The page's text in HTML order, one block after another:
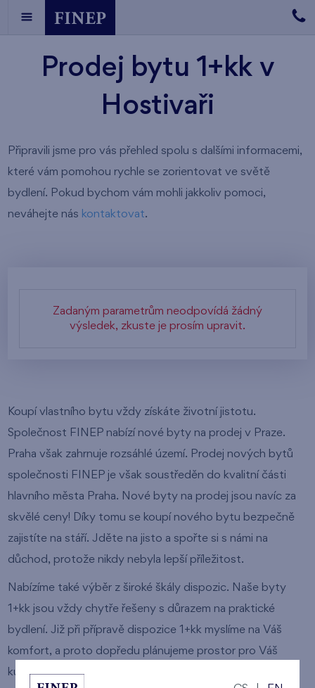
Prodej bytu 1+kk v
Hostivaři
Připravili jsme pro vás přehled spolu s dalšími informacemi,
které vám pomohou rychle se zorientovat ve světě
bydlení. Pokud bychom vám mohli jakkoliv pomoci,
neváhejte nás kontaktovat.
Zadaným parametrům neodpovídá žádný
výsledek, zkuste je prosím upravit.
Koupí vlastního bytu vždy získáte životní jistotu.
Společnost FINEP nabízí nové byty na prodej v Praze.
Praha však zahrnuje rozsáhlé území. Prodej nových bytů
společnosti FINEP je však soustředěn do kvalitní části
hlavního města Praha. Nové byty na prodej jsou navíc za
skvělé ceny! Díky tomu se koupí nového bytu bezpečně
zajistíte na stáří. Jděte na jisto a spořte si s námi na
důchod, protože nikdy nebyla lepší příležitost.
Nabízíme také výběr z široké škály dispozic. Naše byty
1+kk jsou vždy chytře řešeny s důrazem na praktické
bydlení. Již při přípravě dispozice 1+kk myslíme na Váš
komfort, a proto dopředu plánujeme prostor pro Váš
kuchyňský kout či vestavné skříně.